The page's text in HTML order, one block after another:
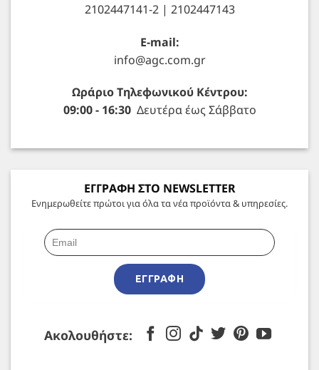
2102447141-2 | 2102447143
E-mail:
info@agc.com.gr
Ωράριο Τηλεφωνικού Κέντρου:
09:00 - 16:30Δευτέρα έως Σάββατο
ΕΓΓΡΑΦΗ ΣΤΟ NEWSLETTER
Ενημερωθείτε πρώτοι για όλα τα νέα προϊόντα & υπηρεσίες.
ΕΓΓΡΑΦΉ
Ακολουθήστε: